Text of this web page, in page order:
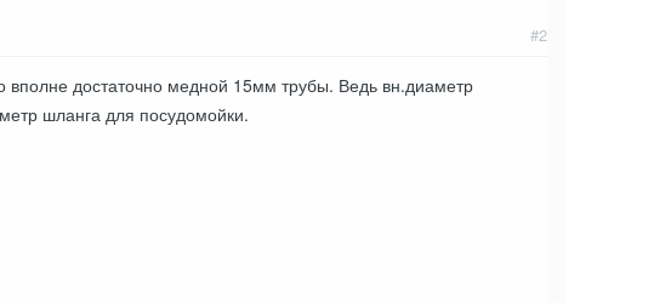
#2
достаточно медной 15мм трубы. Ведь вн.диаметр
шланга для посудомойки.